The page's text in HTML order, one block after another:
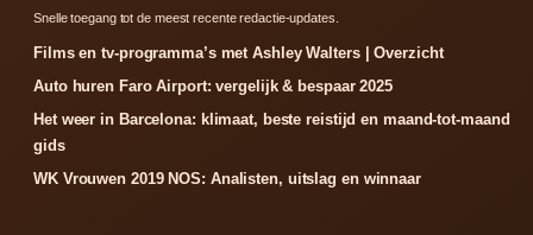
Snelle toegang tot de meest recente redactie-updates.
Films en tv-programma’s met Ashley Walters | Overzicht
Auto huren Faro Airport: vergelijk & bespaar 2025
Het weer in Barcelona: klimaat, beste reistijd en maand-tot-maand
gids
WK Vrouwen 2019 NOS: Analisten, uitslag en winnaar